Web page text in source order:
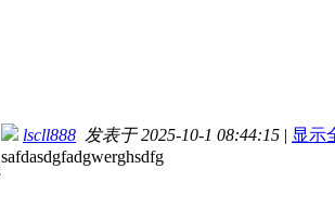
lscll888 发表于 2025-10-1 08:44:15 | 显示
safdasdgfadgwerghsdfg